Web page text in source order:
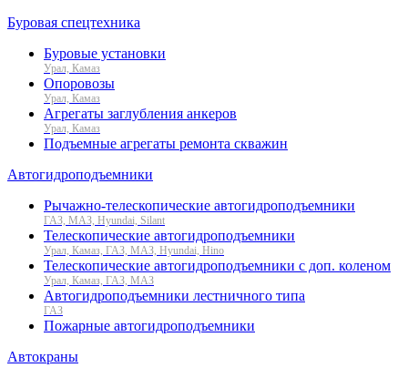
Буровая спецтехника
Буровые установки
Урал, Камаз
Опоровозы
Урал, Камаз
Агрегаты заглубления анкеров
Урал, Камаз
Подъемные агрегаты ремонта скважин
Автогидроподъемники
Рычажно-телескопические автогидроподъемники
ГАЗ, МАЗ, Hyundai, Silant
Телескопические автогидроподъемники
Урал, Камаз, ГАЗ, МАЗ, Hyundai, Hino
Телескопические автогидроподъемники с доп. коленом
Урал, Камаз, ГАЗ, МАЗ
Автогидроподъемники лестничного типа
ГАЗ
Пожарные автогидроподъемники
Автокраны